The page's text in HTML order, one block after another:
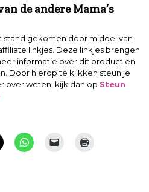
de andere Mama’s
stand gekomen door middel van
linkjes. Deze linkjes brengen
informatie over dit product en
Door hierop te klikken steun je
over weten, kijk dan op Steun